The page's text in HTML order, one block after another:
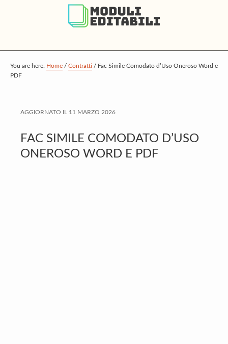
p
t
a
n
c
p
t
r
m
a
p
t
o
t
e
You are here: Home / Contratti / Fac Simile Comodato d’Uso Oneroso Word e
PDF
AGGIORNATO IL 11 MARZO 2026
FAC SIMILE COMODATO D’USO
ONEROSO WORD E PDF